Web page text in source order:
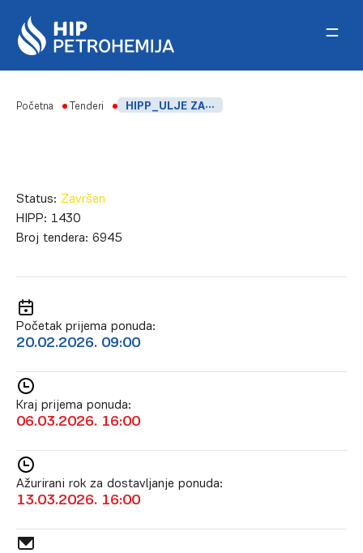
Početna Tenderi HIPP_ULJE ZA PODMAZIVANJE CILINDARA KOMPRESORA C-202
Status: Završen
HIPP: 1430
Broj tendera: 6945
Početak prijema ponuda:
20.02.2026. 09:00
Kraj prijema ponuda:
06.03.2026. 16:00
Ažurirani rok za dostavljanje ponuda:
13.03.2026. 16:00